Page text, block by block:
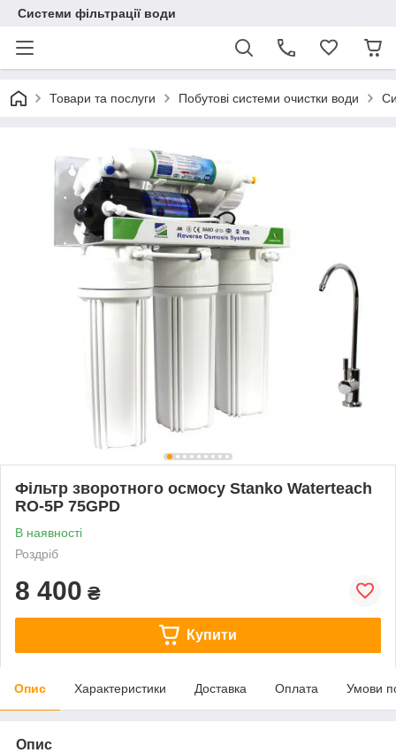
Системи фільтрації води
Товари та послуги Побутові системи очистки води
Фільтр зворотного осмосу Stanko Waterteach
RO-5P 75GPD
В наявності
Роздріб
8 400 ₴
Купити
Опис Характеристики Доставка Оплата Умови
Опис